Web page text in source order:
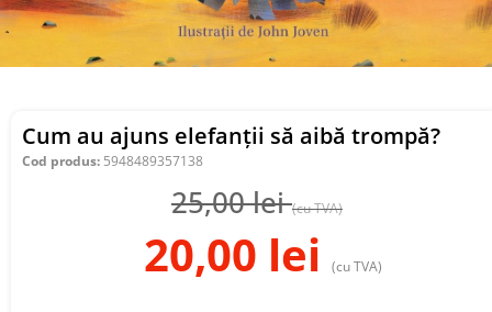
Cum au ajuns elefanții să aibă trompă?
Cod produs: 5948489357138
25,00lei (cu TVA)
20,00 lei (cu TVA)